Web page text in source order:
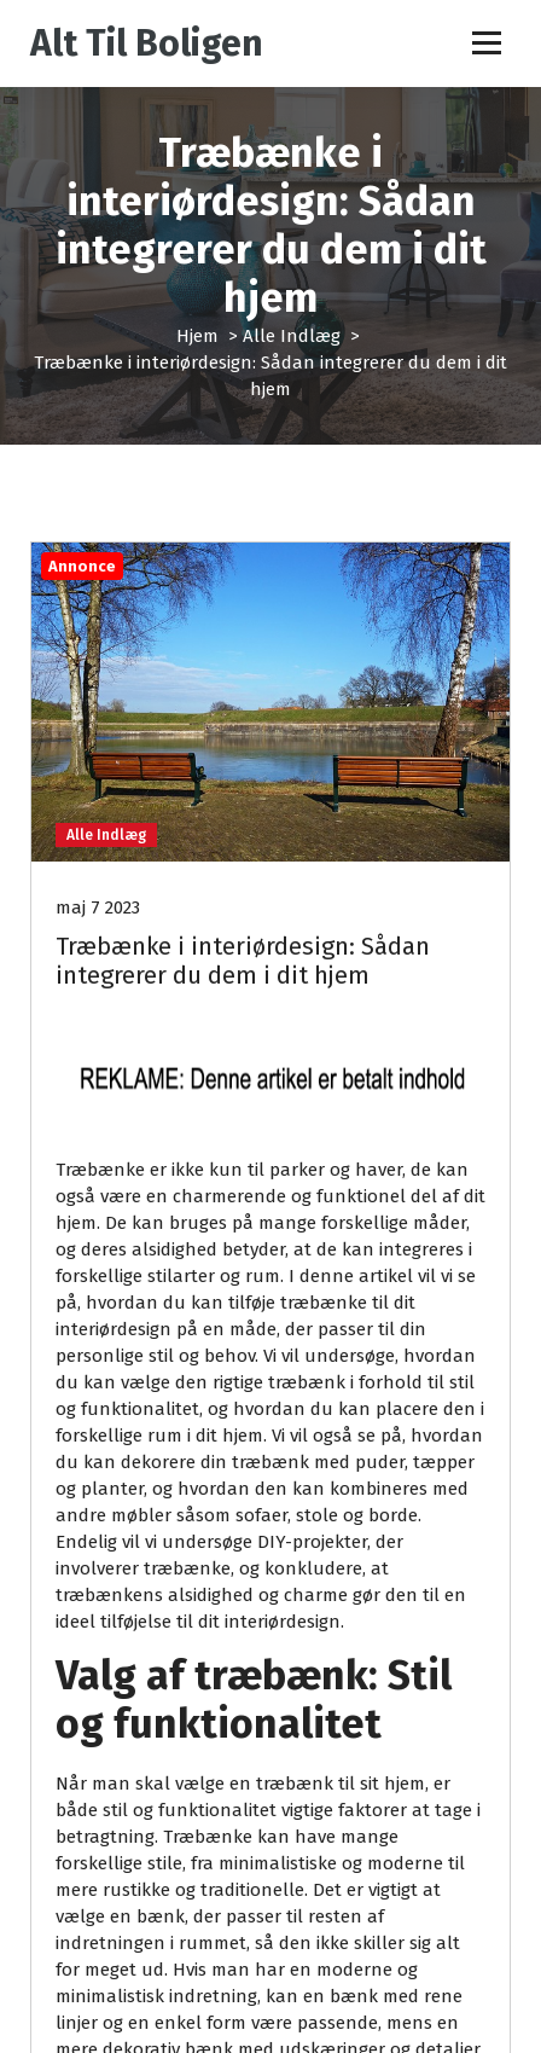
e
e
l
d
o
Alt Til Boligen
Træbænke i
interiørdesign: Sådan
integrerer du dem i dit
hjem
Hjem >Alle Indlæg>
Træbænke i interiørdesign: Sådan integrerer du dem i dit
hjem
Annonce
Alle Indlæg
maj 7 2023
Træbænke i interiørdesign: Sådan
integrerer du dem i dit hjem
Træbænke er ikke kun til parker og haver, de kan
også være en charmerende og funktionel del af dit
hjem. De kan bruges på mange forskellige måder,
og deres alsidighed betyder, at de kan integreres i
forskellige stilarter og rum. I denne artikel vil vi se
på, hvordan du kan tilføje træbænke til dit
interiørdesign på en måde, der passer til din
personlige stil og behov. Vi vil undersøge, hvordan
du kan vælge den rigtige træbænk i forhold til stil
og funktionalitet, og hvordan du kan placere den i
forskellige rum i dit hjem. Vi vil også se på, hvordan
du kan dekorere din træbænk med puder, tæpper
og planter, og hvordan den kan kombineres med
andre møbler såsom sofaer, stole og borde.
Endelig vil vi undersøge DIY-projekter, der
involverer træbænke, og konkludere, at
træbænkens alsidighed og charme gør den til en
ideel tilføjelse til dit interiørdesign.
Valg af træbænk: Stil
og funktionalitet
Når man skal vælge en træbænk til sit hjem, er
både stil og funktionalitet vigtige faktorer at tage i
betragtning. Træbænke kan have mange
forskellige stile, fra minimalistiske og moderne til
mere rustikke og traditionelle. Det er vigtigt at
vælge en bænk, der passer til resten af
indretningen i rummet, så den ikke skiller sig alt
for meget ud. Hvis man har en moderne og
minimalistisk indretning, kan en bænk med rene
linjer og en enkel form være passende, mens en